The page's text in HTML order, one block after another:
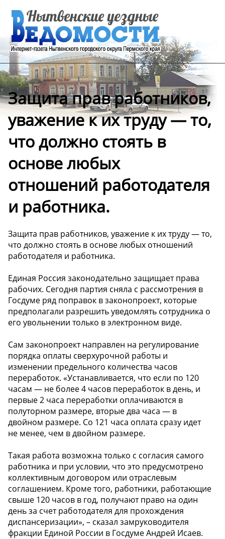
Защита прав работников,
уважение к их труду — то,
что должно стоять в
основе любых
отношений работодателя
и работника.
Защита прав работников, уважение к их труду — то,
что должно стоять в основе любых отношений
работодателя и работника.
Единая Россия законодательно защищает права
рабочих. Сегодня партия сняла с рассмотрения в
Госдуме ряд поправок в законопроект, которые
предполагали разрешить уведомлять сотрудника о
его увольнении только в электронном виде.
Сам законопроект направлен на регулирование
порядка оплаты сверхурочной работы и
изменении предельного количества часов
переработок. «Устанавливается, что если по 120
часам — не более 4 часов переработок в день, и
первые 2 часа переработки оплачиваются в
полуторном размере, вторые два часа — в
двойном размере. Со 121 часа оплата сразу идет
не менее, чем в двойном размере.
Такая работа возможна только с согласия самого
работника и при условии, что это предусмотрено
коллективным договором или отраслевым
соглашением. Кроме того, работники, работающие
свыше 120 часов в год, получают право на один
день за счет работодателя для прохождения
диспансеризации», – сказал замруководителя
фракции Единой России в Госдуме Андрей Исаев.